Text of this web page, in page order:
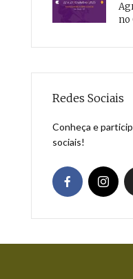
no
Redes Sociais
Conheça e
sociais!